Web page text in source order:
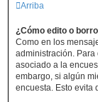
Arriba
¿Cómo edito o
Como en los
administración. Para
asociado a la
embargo, si algún
encuesta. Esto evita